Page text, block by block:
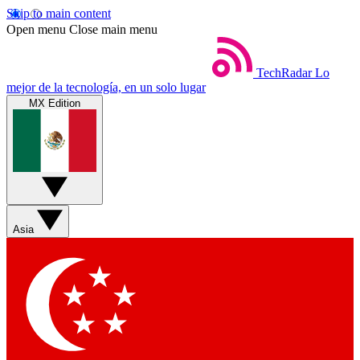
Skip to main content
Open menu Close main menu
TechRadar Lo
mejor de la tecnología, en un solo lugar
MX Edition
Asia